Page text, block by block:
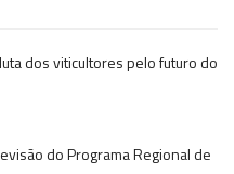
dos viticultores pelo futuro do
do Programa Regional de